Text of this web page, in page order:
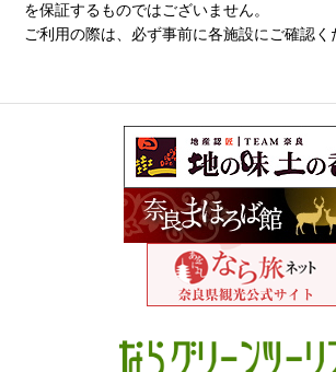
を保証するものではございません。
ご利用の際は、必ず事前に各施設にご確認く